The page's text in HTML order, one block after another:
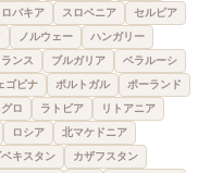
ロバキア スロベニア
セルビア
ノルウェー
ハンガリー
ランス ブルガリア
ベラルーシ
ゴビナ ポルトガル
ポーランド
ロ ラトビア
リトアニア
ロシア 北マケドニア
ベキスタン
カザフスタン